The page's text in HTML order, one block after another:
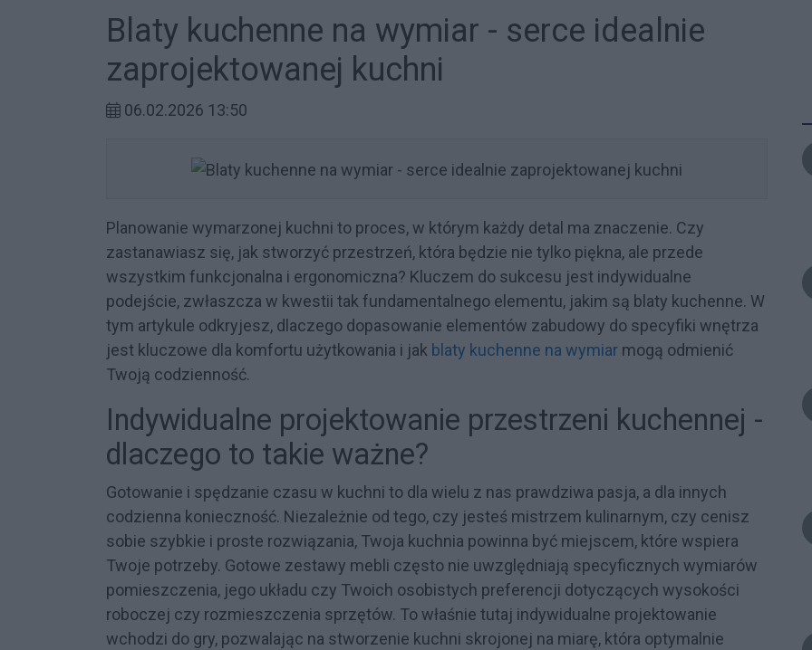
Blaty kuchenne na wymiar - serce idealnie
zaprojektowanej kuchni
06.02.2026 13:50
Planowanie wymarzonej kuchni to proces, w którym każdy detal ma znaczenie. Czy
zastanawiasz się, jak stworzyć przestrzeń, która będzie nie tylko piękna, ale przede
wszystkim funkcjonalna i ergonomiczna? Kluczem do sukcesu jest indywidualne
podejście, zwłaszcza w kwestii tak fundamentalnego elementu, jakim są blaty kuchenne. W
tym artykule odkryjesz, dlaczego dopasowanie elementów zabudowy do specyfiki wnętrza
jest kluczowe dla komfortu użytkowania i jak blaty kuchenne na wymiar mogą odmienić
Twoją codzienność.
Indywidualne projektowanie przestrzeni kuchennej -
dlaczego to takie ważne?
Gotowanie i spędzanie czasu w kuchni to dla wielu z nas prawdziwa pasja, a dla innych
codzienna konieczność. Niezależnie od tego, czy jesteś mistrzem kulinarnym, czy cenisz
sobie szybkie i proste rozwiązania, Twoja kuchnia powinna być miejscem, które wspiera
Twoje potrzeby. Gotowe zestawy mebli często nie uwzględniają specyficznych wymiarów
pomieszczenia, jego układu czy Twoich osobistych preferencji dotyczących wysokości
roboczej czy rozmieszczenia sprzętów. To właśnie tutaj indywidualne projektowanie
wchodzi do gry, pozwalając na stworzenie kuchni skrojonej na miarę, która optymalnie